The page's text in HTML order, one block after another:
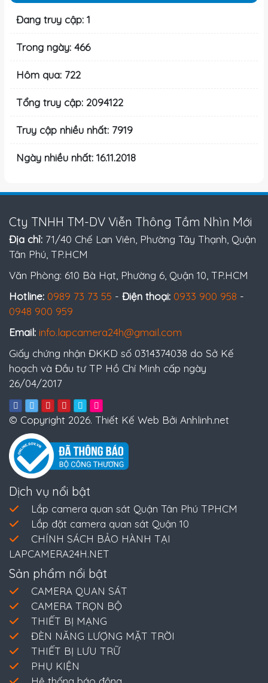
Đang truy cập: 1
Trong ngày: 466
Hôm qua: 722
Tổng truy cập: 2094122
Truy cập nhiều nhất: 7919
Ngày nhiều nhất: 16.11.2018
Cty TNHH TM-DV Viễn Thông Tầm Nhìn Mới
Địa chỉ: 71/40 Chế Lan Viên, Phường Tây Thạnh, Quận
Tân Phú, TP.HCM
Văn Phòng: 610 Bà Hạt, Phường 6, Quận 10, TP.HCM
Hotline: 0989 73 73 55 - Điện thoại: 0933 900 958 -
0948 900 959
Email: info.lapcamera24h@gmail.com
Giấy chứng nhận ĐKKD số 0314374038 do Sở Kế
hoạch và Đầu tư TP Hồ Chí Minh cấp ngày
26/04/2017
© Copyright 2026. Thiết Kế Web Bởi Anhlinh.net
Dịch vụ nổi bật
Lắp camera quan sát Quận Tân Phú TPHCM
Lắp đặt camera quan sát Quận 10
CHÍNH SÁCH BẢO HÀNH TẠI
LAPCAMERA24H.NET
Sản phẩm nổi bật
CAMERA QUAN SÁT
CAMERA TRỌN BỘ
THIẾT BỊ MẠNG
ĐÈN NĂNG LƯỢNG MẶT TRỜI
THIẾT BỊ LƯU TRỮ
PHỤ KIỆN